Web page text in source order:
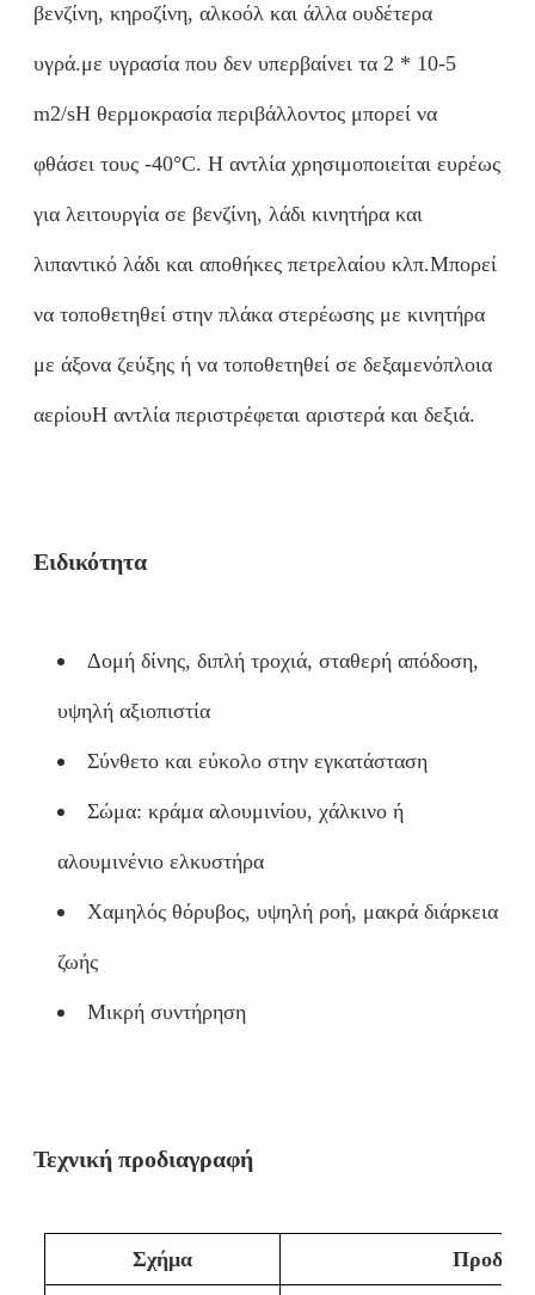
βενζίνη, κηροζίνη, αλκοόλ και άλλα ουδέτερα
υγρά.με υγρασία που δεν υπερβαίνει τα 2 * 10-5
m2/sΗ θερμοκρασία περιβάλλοντος μπορεί να
φθάσει τους -40°C. Η αντλία χρησιμοποιείται ευρέως
για λειτουργία σε βενζίνη, λάδι κινητήρα και
λιπαντικό λάδι και αποθήκες πετρελαίου κλπ.Μπορεί
να τοποθετηθεί στην πλάκα στερέωσης με κινητήρα
με άξονα ζεύξης ή να τοποθετηθεί σε δεξαμενόπλοια
αερίουΗ αντλία περιστρέφεται αριστερά και δεξιά.
Ειδικότητα
Δομή δίνης, διπλή τροχιά, σταθερή απόδοση,
υψηλή αξιοπιστία
Σύνθετο και εύκολο στην εγκατάσταση
Σώμα: κράμα αλουμινίου, χάλκινο ή
αλουμινένιο ελκυστήρα
Χαμηλός θόρυβος, υψηλή ροή, μακρά διάρκεια
ζωής
Μικρή συντήρηση
Τεχνική προδιαγραφή
Σχήμα